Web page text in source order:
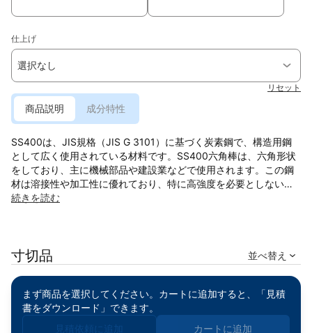
仕上げ
選択なし
リセット
商品説明 成分特性
SS400は、JIS規格（JIS G 3101）に基づく炭素鋼で、構造用鋼
として広く使用されている材料です。SS400六角棒は、六角形状
をしており、主に機械部品や建設業などで使用されます。この鋼
材は溶接性や加工性に優れており、特に高強度を必要としない一
般的な構造物や部品に適しています。
◎優れた溶接性：溶接後の強度を確保し、構造用鋼材として信頼
性があります。
◎耐久性：環境に適した使用では高い耐久性を発揮します。
◎コストパフォーマンス：SS400は安価であり、汎用的な用途に
最適です。
◎多用途性：機械部品から建築部品、金型部品まで広範囲に使用
続きを読む
寸切品 並べ替え
まず商品を選択してください。カートに追加すると、「見積
書をダウンロード」できます。
見積依頼に追加
カートに追加